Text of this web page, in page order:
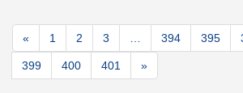
« 1 2 3 394 395
399 400 401 »